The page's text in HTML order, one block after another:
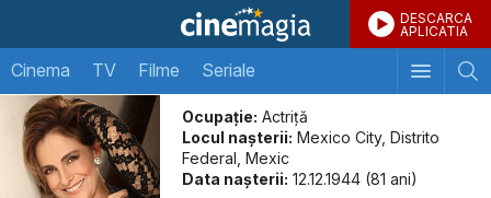
DESCARCA
APLICATIA
Cinema TV Filme Seriale
Ocupație: Actriţă
Locul naşterii: Mexico City, Distrito
Federal, Mexic
Data naşterii: 12.12.1944 (81 ani)